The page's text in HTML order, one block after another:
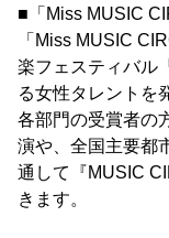
■「Miss MUSIC
「Miss MUSIC
楽フェスティバル
る女性タレントを
各部門の受賞者の
演や、全国主要都
通して『MUSIC
きます。